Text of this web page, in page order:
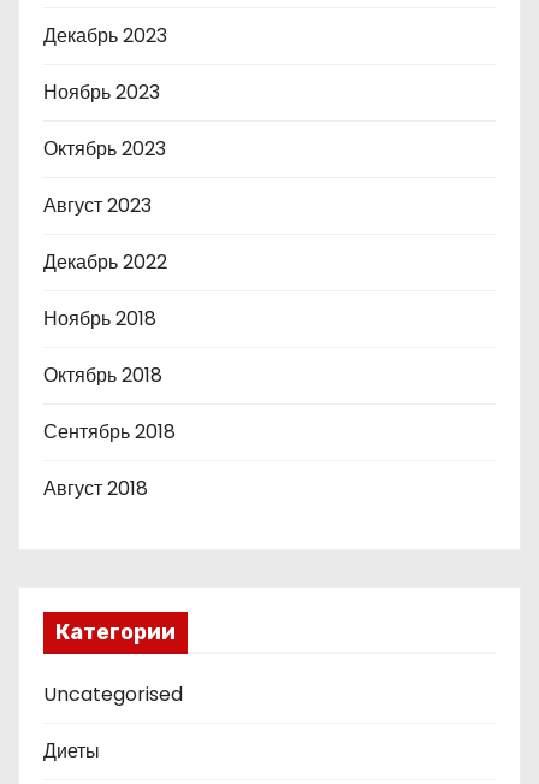
Декабрь 2023
Ноябрь 2023
Октябрь 2023
Август 2023
Декабрь 2022
Ноябрь 2018
Октябрь 2018
Сентябрь 2018
Август 2018
Категории
Uncategorised
Диеты